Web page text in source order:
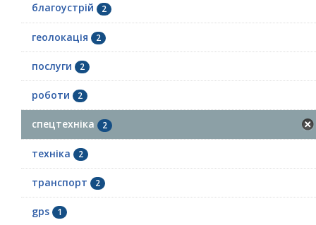
благоустрій 2
геолокація 2
послуги 2
роботи 2
спецтехніка 2
техніка 2
транспорт 2
gps 1